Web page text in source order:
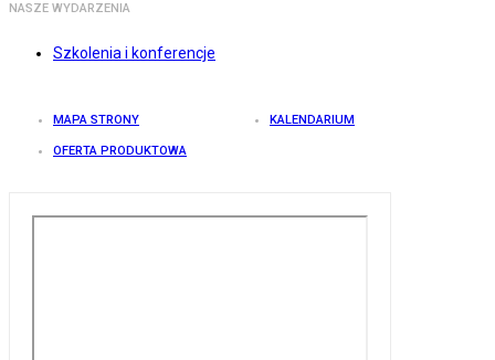
NASZE WYDARZENIA
Szkolenia i konferencje
MAPA STRONY KALENDARIUM
OFERTA PRODUKTOWA